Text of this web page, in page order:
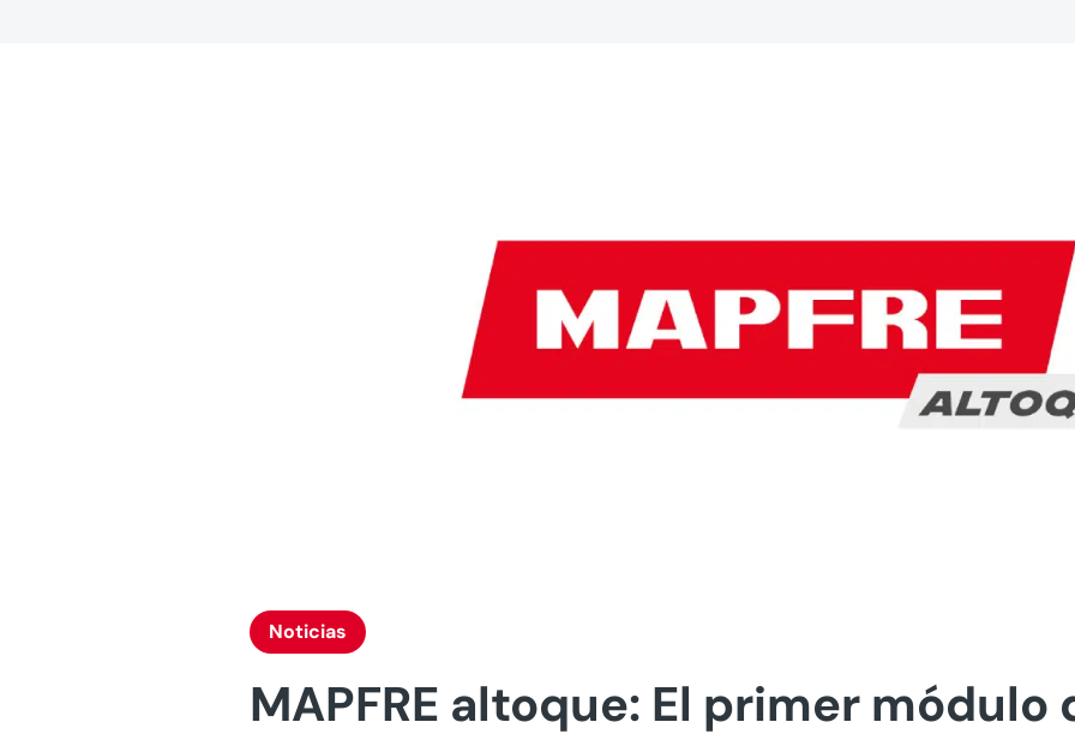
Noticias
MAPFRE altoque: El primer módulo